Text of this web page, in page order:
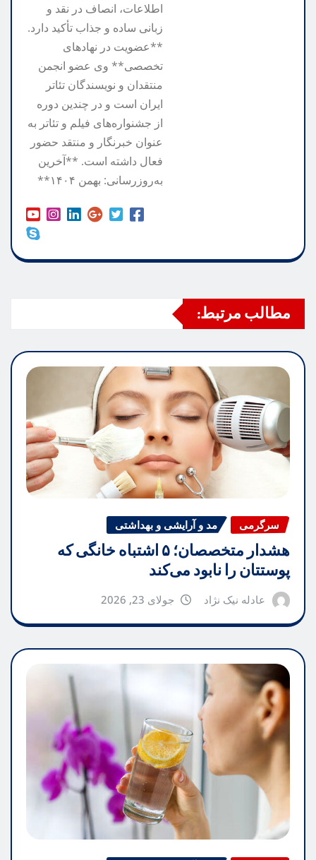
اطلاعات، انصاف در نقد و
زبانی ساده و جذاب تأکید دارد.
**عضویت در نهادهای
تخصصی** وی عضو انجمن
منتقدان و نویسندگان تئاتر
ایران است و در چندین دوره
از جشنواره‌های فیلم و تئاتر به
عنوان خبرنگار و منتقد حضور
فعال داشته است. **آخرین
به‌روزرسانی: بهمن ۱۴۰۴**
مطالب مرتبط:
سرگرمی مد و آرایشی و بهداشتی
هشدار متخصصان؛ ۵ اشتباه خانگی که
پوستتان را نابود می‌کند
عادله نیک نژاد جولای 23, 2026